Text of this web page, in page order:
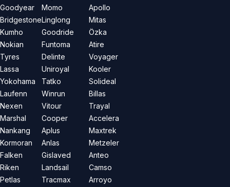
Goodyear
Bridgestone
Kumho
Nokian
Tyres
Lassa
Yokohama
Laufenn
Nexen
Marshal
Nankang
Kormoran
Falken
Riken
Petlas
Momo
Linglong
Goodride
Funtoma
Delinte
Uniroyal
Tatko
Winrun
Vitour
Cooper
Aplus
Anlas
Gislaved
Landsail
Tracmax
Apollo
Mitas
Özka
Atire
Voyager
Kooler
Solideal
Billas
Trayal
Accelera
Maxtrek
Metzeler
Anteo
Camso
Arroyo